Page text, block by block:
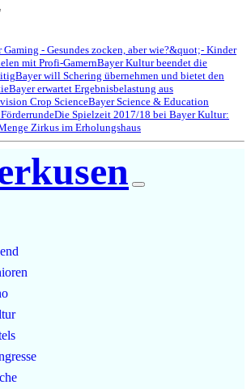
- Gesundes zocken, aber wie?&quot;- Kinder
mit Profi-GamernBayer Kultur beendet die
Bayer will Schering übernehmen und bietet den
Bayer erwartet Ergebnisbelastung aus
Crop ScienceBayer Science & Education
Die Spielzeit 2017/18 bei Bayer Kultur:
Zirkus im Erholungshaus